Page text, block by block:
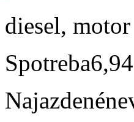
diesel,
Spotreba
Najazdené